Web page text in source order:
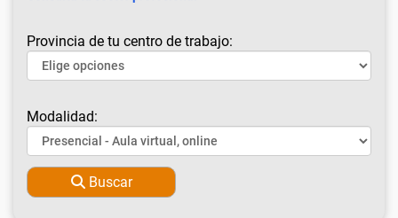
Provincia de tu centro de trabajo:
Modalidad:
Buscar